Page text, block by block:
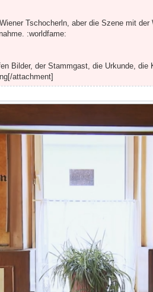
Tschocherln, aber die Szene mit
:worldfame:
Bilder, der Stammgast, die Urkunde,
attachment]